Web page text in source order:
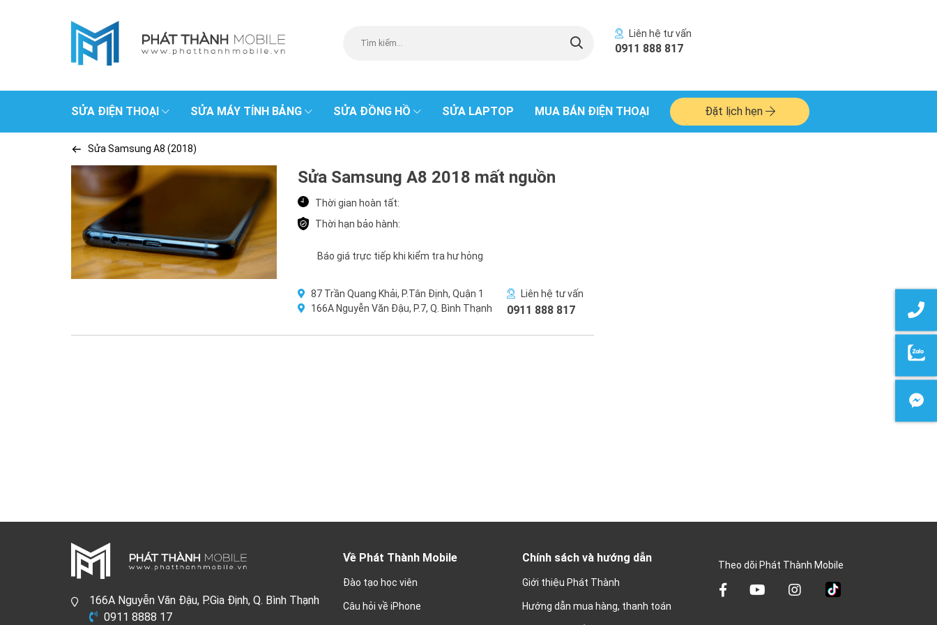
Liên hệ tư vấn
0911 888 817
SỬA ĐIỆN THOẠI SỬA MÁY TÍNH BẢNG SỬA ĐỒNG HỒ SỬA LAPTOP MUA BÁN ĐIỆN THOẠI Đặt lịch hẹn
Sửa Samsung A8 (2018)
Sửa Samsung A8 2018 mất nguồn
Thời gian hoàn tất:
Thời hạn bảo hành:
Báo giá trực tiếp khi kiểm tra hư hỏng
87 Trần Quang Khải, P.Tân Định, Quận 1
166A Nguyễn Văn Đậu, P.7, Q. Bình Thạnh
Liên hệ tư vấn
0911 888 817
166A Nguyễn Văn Đậu, P.Gia Định, Q. Bình Thạnh
0911 8888 17
Về Phát Thành Mobile
Đào tạo học viên
Câu hỏi về iPhone
Chính sách và hướng dẫn
Giới thiệu Phát Thành
Hướng dẫn mua hàng, thanh toán
Theo dõi Phát Thành Mobile